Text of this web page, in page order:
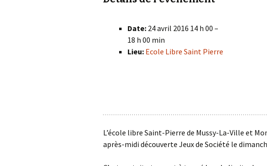
Communications école-
Le coin des maternelles
de Signeulx
Facebook de l’école
Date: 24 avril 2016 14 h 00 –
18 h 00 min
Lieu: Ecole Libre Saint Pierre
L’école libre Saint-Pierre de Mussy-La-Ville et
après-midi découverte Jeux de Société le